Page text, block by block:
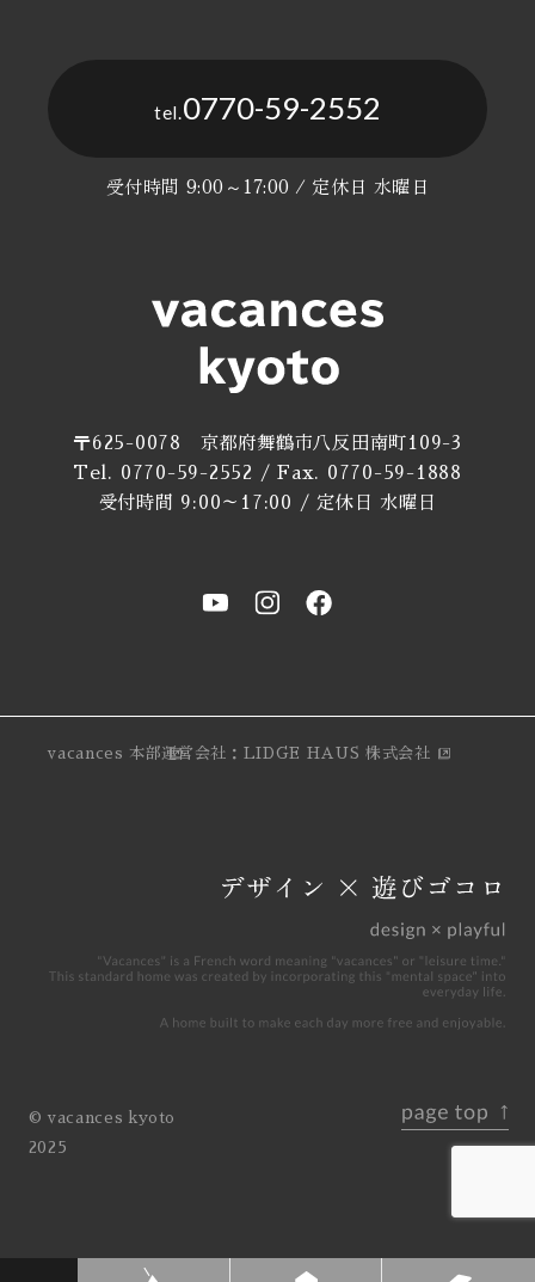
tel.0770-59-2552
受付時間 9:00～17:00 / 定休日 水曜日
〒625-0078 京都府舞鶴市八反田南町109-3
Tel. 0770-59-2552 / Fax. 0770-59-1888
受付時間 9:00～17:00 / 定休日 水曜日
vacances 本部運営会社：LIDGE HAUS 株式会社
© vacances kyoto
2025